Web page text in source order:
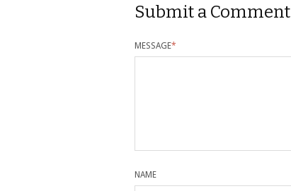
Submit a Comment
MESSAGE*
NAME